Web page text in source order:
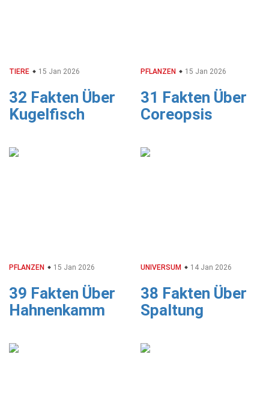
TIERE 15 Jan 2026
32 Fakten Über
Kugelfisch
PFLANZEN 15 Jan 2026
31 Fakten Über
Coreopsis
PFLANZEN 15 Jan 2026
39 Fakten Über
Hahnenkamm
UNIVERSUM 14 Jan 2026
38 Fakten Über
Spaltung